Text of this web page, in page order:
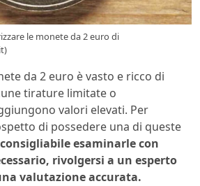
le monete da 2 euro di
da 2 euro è vasto e ricco di
tirature limitate o
valori elevati. Per
di possedere una di queste
esaminarle con
rivolgersi a un esperto
valutazione accurata.